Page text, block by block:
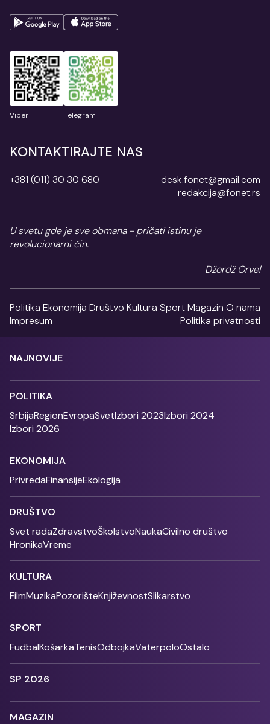
Viber Telegram
KONTAKTIRAJTE NAS
+381 (011) 30 30 680
desk.fonet@gmail.com
redakcija@fonet.rs
U svetu gde je sve obmana - pričati istinu je
revolucionarni čin.
Džordž Orvel
Politika Ekonomija Društvo Kultura SportMagazin O nama
Impresum
Politika privatnosti
NAJNOVIJE
POLITIKA
SrbijaRegionEvropaSvetIzbori 2023Izbori 2024
Izbori 2026
EKONOMIJA
PrivredaFinansijeEkologija
DRUŠTVO
Svet radaZdravstvoŠkolstvoNaukaCivilno društvo
HronikaVreme
KULTURA
FilmMuzikaPozorišteKnjiževnostSlikarstvo
SPORT
FudbalKošarkaTenisOdbojkaVaterpoloOstalo
SP 2026
MAGAZIN